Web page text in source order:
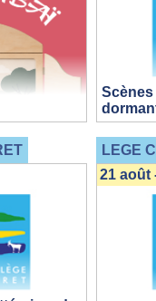
Scènes
LEGE
21 août